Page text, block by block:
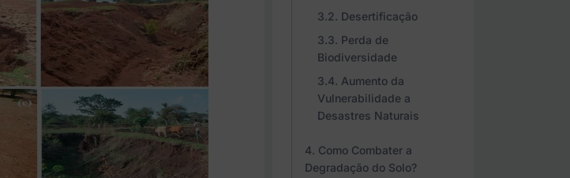
Desertificação
Perda de
Biodiversidade
Aumento da
Vulnerabilidade a
Desastres Naturais
Como Combater a
Degradação do Solo?